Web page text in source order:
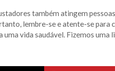
também atingem
lembre-se e atente-se para
uma vida saudável. Fizemos